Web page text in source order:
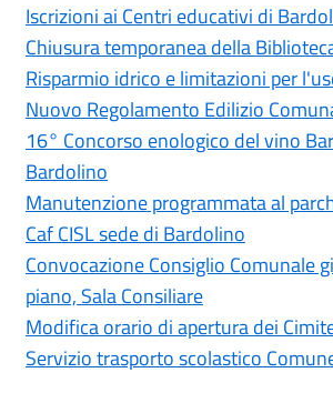
Iscrizioni ai Centri educativi di
Chiusura temporanea della
Risparmio idrico e limitazioni per
Nuovo Regolamento Edilizio
16° Concorso enologico del vino
Bardolino
Manutenzione programmata al
Caf CISL sede di Bardolino
Convocazione Consiglio Comunale
piano, Sala Consiliare
Modifica orario di apertura dei
Servizio trasporto scolastico